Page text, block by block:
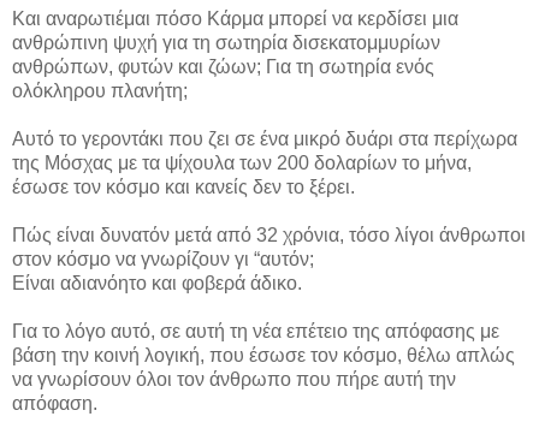
Και αναρωτιέμαι πόσο Κάρμα μπορεί να κερδίσει μια
ανθρώπινη ψυχή για τη σωτηρία δισεκατομμυρίων
ανθρώπων, φυτών και ζώων; Για τη σωτηρία ενός
ολόκληρου πλανήτη;
Αυτό το γεροντάκι που ζει σε ένα μικρό δυάρι στα περίχωρα
της Μόσχας με τα ψίχουλα των 200 δολαρίων το μήνα,
έσωσε τον κόσμο και κανείς δεν το ξέρει.
Πώς είναι δυνατόν μετά από 32 χρόνια, τόσο λίγοι άνθρωποι
στον κόσμο να γνωρίζουν γι “αυτόν;
Είναι αδιανόητο και φοβερά άδικο.
Για το λόγο αυτό, σε αυτή τη νέα επέτειο της απόφασης με
βάση την κοινή λογική, που έσωσε τον κόσμο, θέλω απλώς
να γνωρίσουν όλοι τον άνθρωπο που πήρε αυτή την
απόφαση.